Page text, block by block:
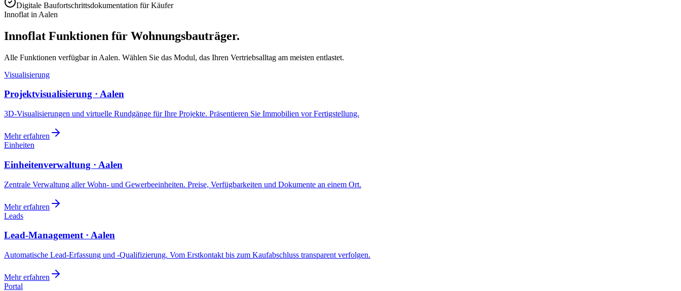
Digitale Baufortschrittsdokumentation für Käufer
Innoflat in Aalen
Innoflat Funktionen für Wohnungsbauträger.
Alle Funktionen verfügbar in Aalen. Wählen Sie das Modul, das Ihren Vertriebsalltag am meisten entlastet.
Visualisierung
Projektvisualisierung · Aalen
3D-Visualisierungen und virtuelle Rundgänge für Ihre Projekte. Präsentieren Sie Immobilien vor Fertigstellung.
Mehr erfahren
Einheiten
Einheitenverwaltung · Aalen
Zentrale Verwaltung aller Wohn- und Gewerbeeinheiten. Preise, Verfügbarkeiten und Dokumente an einem Ort.
Mehr erfahren
Leads
Lead-Management · Aalen
Automatische Lead-Erfassung und -Qualifizierung. Vom Erstkontakt bis zum Kaufabschluss transparent verfolgen.
Mehr erfahren
Portal